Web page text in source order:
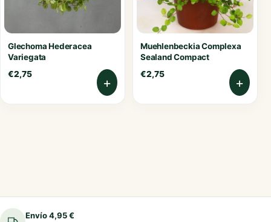
Glechoma Hederacea
Variegata
€2,75
+
Muehlenbeckia Complexa
Sealand Compact
€2,75
+
Envío 4,95 €